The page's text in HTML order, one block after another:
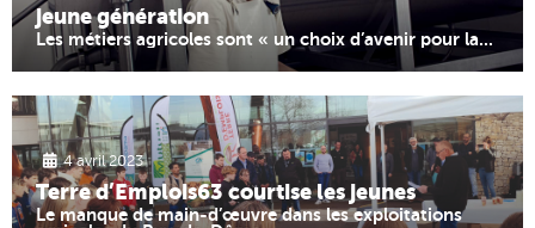
jeune génération
Les métiers agricoles sont « un choix d’avenir pour la...
4 avril 2023
Terre d’Emplois63 courtise les jeunes
Le manque de main-d’œuvre dans les exploitations